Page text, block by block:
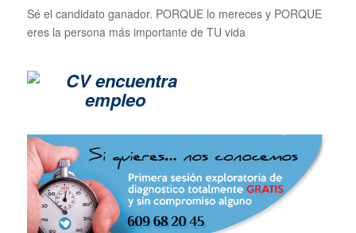
Sé el candidato ganador. PORQUE lo mereces y PORQUE
eres la persona más importante de TU vida